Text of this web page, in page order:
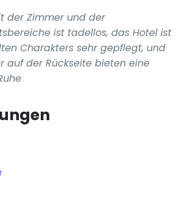
der Zimmer und der
ist tadellos, das Hotel ist
Charakters sehr gepflegt, und
auf der Rückseite bieten eine